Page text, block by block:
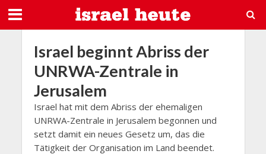
Israel beginnt Abriss der
UNRWA-Zentrale in
Jerusalem
Israel hat mit dem Abriss der ehemaligen
UNRWA-Zentrale in Jerusalem begonnen und
setzt damit ein neues Gesetz um, das die
Tätigkeit der Organisation im Land beendet.